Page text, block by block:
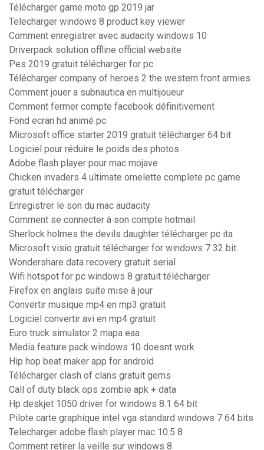
Télécharger game moto gp 2019 jar
Telecharger windows 8 product key viewer
Comment enregistrer avec audacity windows 10
Driverpack solution offline official website
Pes 2019 gratuit télécharger for pc
Télécharger company of heroes 2 the western front armies
Comment jouer a subnautica en multijoueur
Comment fermer compte facebook définitivement
Fond ecran hd animé pc
Microsoft office starter 2019 gratuit télécharger 64 bit
Logiciel pour réduire le poids des photos
Adobe flash player pour mac mojave
Chicken invaders 4 ultimate omelette complete pc game
gratuit télécharger
Enregistrer le son du mac audacity
Comment se connecter à son compte hotmail
Sherlock holmes the devils daughter télécharger pc ita
Microsoft visio gratuit télécharger for windows 7 32 bit
Wondershare data recovery gratuit serial
Wifi hotspot for pc windows 8 gratuit télécharger
Firefox en anglais suite mise à jour
Convertir musique mp4 en mp3 gratuit
Logiciel convertir avi en mp4 gratuit
Euro truck simulator 2 mapa eaa
Media feature pack windows 10 doesnt work
Hip hop beat maker app for android
Télécharger clash of clans gratuit gems
Call of duty black ops zombie apk + data
Hp deskjet 1050 driver for windows 8.1 64 bit
Pilote carte graphique intel vga standard windows 7 64 bits
Telecharger adobe flash player mac 10.5 8
Comment retirer la veille sur windows 8